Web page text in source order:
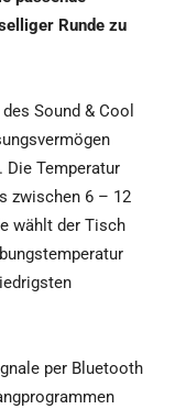
Runde zu
Sound & Cool
Die Temperatur
zwischen 6 – 12
wählt der Tisch
per Bluetooth